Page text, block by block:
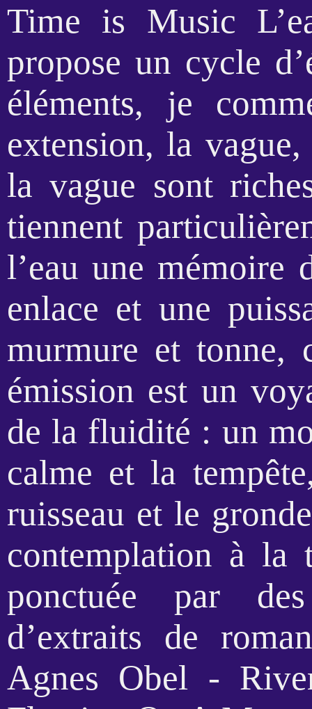
Time is Music
propose un cycle
éléments, je
extension, la
la vague sont
tiennent
l’eau une mémoire
enlace et une
murmure et tonne,
émission est un
de la fluidité : un
calme et la
ruisseau et le
contemplation à la
ponctuée par
d’extraits de
Agnes Obel -